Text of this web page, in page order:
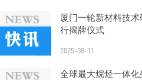
厦门一轮新材料技
行揭牌仪式
2025-08-11
全球最大烷烃一体